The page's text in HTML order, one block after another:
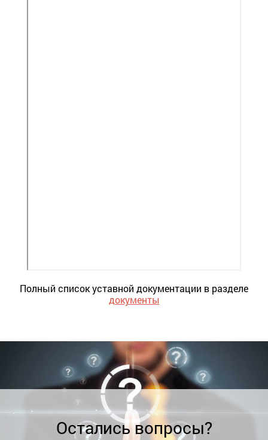
Полный список уставной документации в разделе
документы
Остались вопросы?